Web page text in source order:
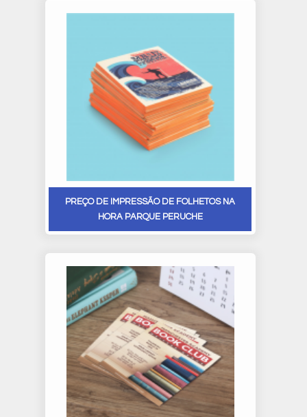
PREÇO DE IMPRESSÃO DE FOLHETOS NA
HORA PARQUE PERUCHE